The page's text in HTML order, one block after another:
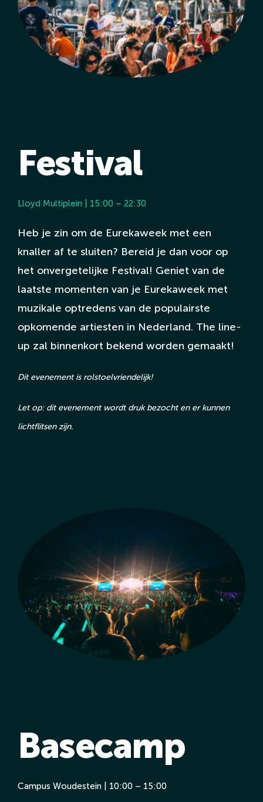
Festival
Lloyd Multiplein | 15:00 – 22:30
Heb je zin om de Eurekaweek met een
knaller af te sluiten? Bereid je dan voor op
het onvergetelijke Festival! Geniet van de
laatste momenten van je Eurekaweek met
muzikale optredens van de populairste
opkomende artiesten in Nederland. The line-
up zal binnenkort bekend worden gemaakt!
Dit evenement is rolstoelvriendelijk!
Let op: dit evenement wordt druk bezocht en er kunnen
lichtflitsen zijn.
Basecamp
Campus Woudestein | 10:00 – 15:00